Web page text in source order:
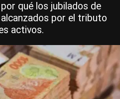
qué los jubilados de
por el tributo
activos.